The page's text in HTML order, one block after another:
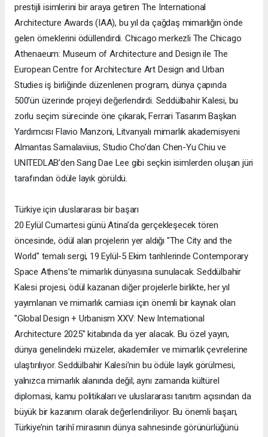
prestijli isimlerini bir araya getiren The International
Architecture Awards (IAA), bu yıl da çağdaş mimarlığın önde
gelen örneklerini ödüllendirdi. Chicago merkezli The Chicago
Athenaeum: Museum of Architecture and Design ile The
European Centre for Architecture Art Design and Urban
Studies iş birliğinde düzenlenen program, dünya çapında
500’ün üzerinde projeyi değerlendirdi. Seddülbahir Kalesi, bu
zorlu seçim sürecinde öne çıkarak, Ferrari Tasarım Başkan
Yardımcısı Flavio Manzoni, Litvanyalı mimarlık akademisyeni
Almantas Samalaviius, Studio Cho’dan Chen-Yu Chiu ve
UNITEDLAB’den Sang Dae Lee gibi seçkin isimlerden oluşan jüri
tarafından ödüle layık görüldü.
Türkiye için uluslararası bir başarı
20 Eylül Cumartesi günü Atina’da gerçekleşecek tören
öncesinde, ödül alan projelerin yer aldığı "The City and the
World" temalı sergi, 19 Eylül-5 Ekim tarihlerinde Contemporary
Space Athens’te mimarlık dünyasına sunulacak. Seddülbahir
Kalesi projesi, ödül kazanan diğer projelerle birlikte, her yıl
yayımlanan ve mimarlık camiası için önemli bir kaynak olan
"Global Design + Urbanism XXV: New International
Architecture 2025" kitabında da yer alacak. Bu özel yayın,
dünya genelindeki müzeler, akademiler ve mimarlık çevrelerine
ulaştırılıyor. Seddülbahir Kalesi’nin bu ödüle layık görülmesi,
yalnızca mimarlık alanında değil; aynı zamanda kültürel
diplomasi, kamu politikaları ve uluslararası tanıtım açısından da
büyük bir kazanım olarak değerlendiriliyor. Bu önemli başarı,
Türkiye’nin tarihî mirasının dünya sahnesinde görünürlüğünü